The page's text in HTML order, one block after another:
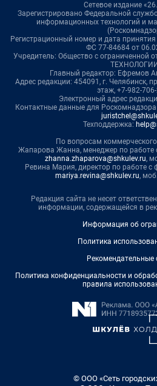
Сетевое издание
Зарегистрировано Федеральной
информационных технологий и
Регистрационный номер и дата
ФС 77-84684 от
Учредитель: Общество с ограниченной
Главный редактор: Ефремов
Адрес редакции: 454091, г. Челябинск,
этаж, +7-982-
Электронный адрес
Контактные данные для
Техподдержка:
По вопросам
Жапарова Жанна, менеджер по работе
zhanna.zhaparova@shkulev.ru,
Ревина Мария, директор по работе
mariya.revina@shkulev.ru,
Редакция сайта не несет
информации, содержащейся в
Информация об
Политика
Рекомендательные
Политика конфиденциальности и
правила
© ООО «Сеть